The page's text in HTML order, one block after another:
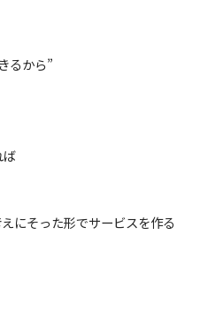
るから”
ば
にそった形でサービスを作る